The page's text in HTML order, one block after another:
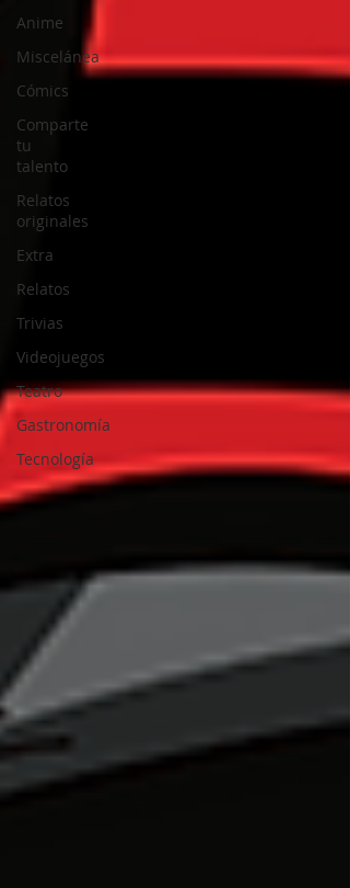
Anime
Miscelánea
Cómics
Comparte
tu
talento
Relatos
originales
Extra
Relatos
Trivias
Videojuegos
Teatro
Gastronomía
Tecnología